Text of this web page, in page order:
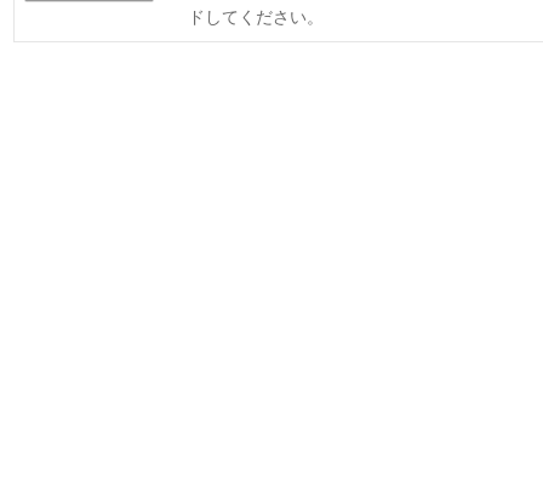
ドしてください。